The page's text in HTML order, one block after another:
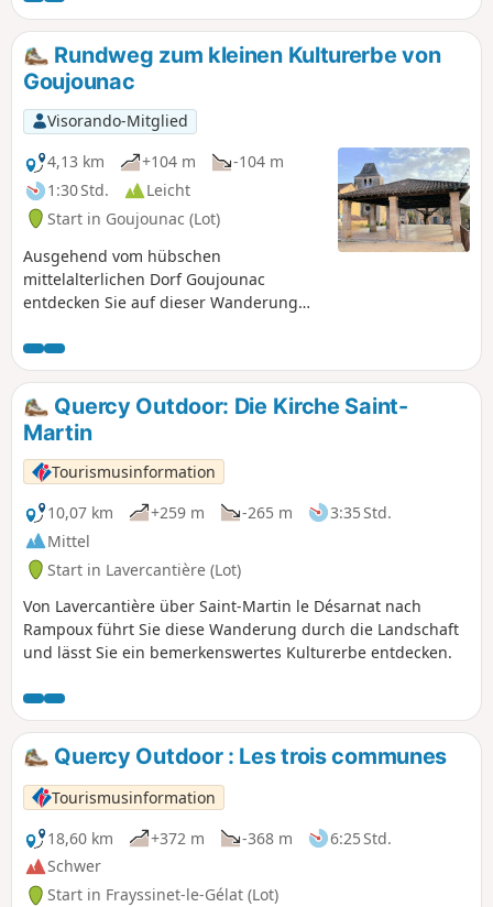
Rundweg zum kleinen Kulturerbe von
Goujounac
Visorando-Mitglied
4,13 km
+104 m
-104 m
1:30 Std.
Leicht
Start in Goujounac (Lot)
Ausgehend vom hübschen
mittelalterlichen Dorf Goujounac
entdecken Sie auf dieser Wanderung
lokale Kulturerbe: Gariottes/Cazelles,
Quellen, Brunnen, Waschhaus,
Brunnen. Eine hügelige Landschaft mit
Kiefern-, Kastanien- und Eichenwäldern.
Sie entdecken die beiden Weiler Touron
und Fargou, Zeugen einer reichen
bäuerlichen Geschichte. Der
bewirtschaftete Bauernhof von Touron
bietet lokale Produkte rund um die Ente
zum Verkauf an. Zum Abschluss Ihrer
Wanderung können Sie sich in der Bar
der Herberge auf dem Dorfplatz
erfrischen.
Quercy Outdoor: Die Kirche Saint-
Martin
Tourismusinformation
10,07 km
+259 m -265 m
3:35 Std.
Mittel
Start in Lavercantière (Lot)
Von Lavercantière über Saint-Martin le Désarnat nach
Rampoux führt Sie diese Wanderung durch die Landschaft
und lässt Sie ein bemerkenswertes Kulturerbe entdecken.
Quercy Outdoor : Les trois communes
Tourismusinformation
18,60 km
+372 m -368 m
6:25 Std.
Schwer
Start in Frayssinet-le-Gélat (Lot)